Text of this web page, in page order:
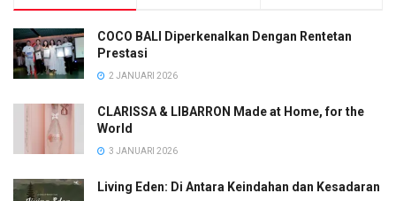
COCO BALI Diperkenalkan Dengan Rentetan
Prestasi
2 JANUARI 2026
CLARISSA & LIBARRON Made at Home, for the
World
3 JANUARI 2026
Living Eden: Di Antara Keindahan dan Kesadaran